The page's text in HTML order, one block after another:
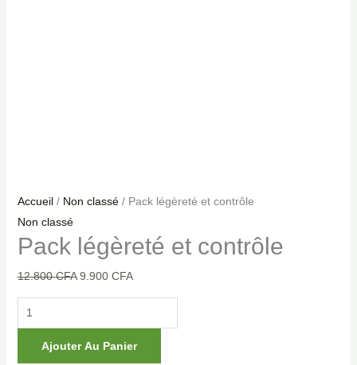
Accueil/ Non classé/ Pack légèreté et contrôle
Non classé
Pack légèreté et contrôle
12.800CFA 9.900 CFA
Ajouter Au Panier